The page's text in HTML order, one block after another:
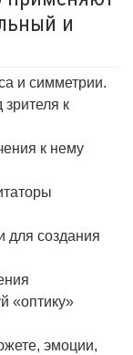
и
и симметрии.
к
к нему
для создания
«оптику»
эмоции,